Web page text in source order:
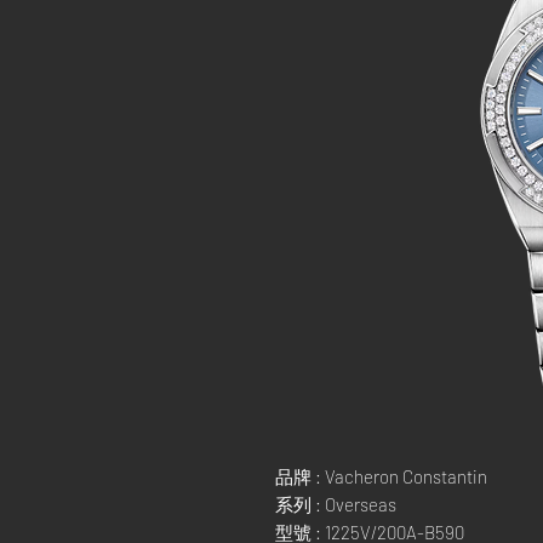
品牌 : Vacheron Constantin
系列 : Overseas
型號 : 1225V/200A-B590